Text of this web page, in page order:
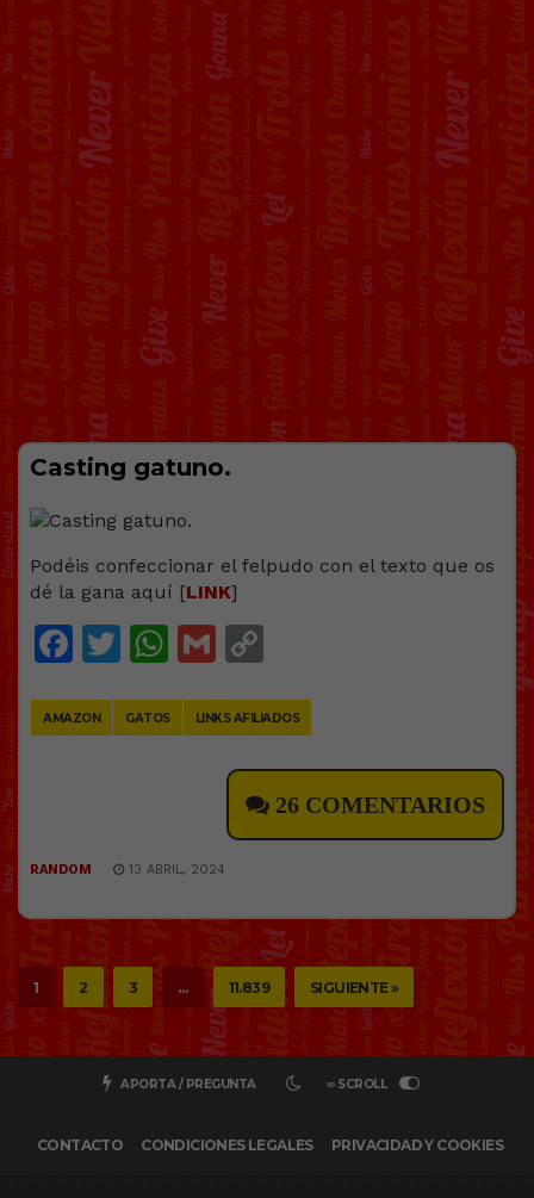
Casting gatuno.
Podéis confeccionar el felpudo con el texto que os
dé la gana aquí [LINK]
Facebook
Twitter
WhatsApp
Gmail
AMAZON GATOS LINKS AFILIADOS
26 COMENTARIOS
RANDOM 13 ABRIL, 2024
1 2 3 … 11.839 SIGUIENTE »
APORTA / PREGUNTA ∞ SCROLL
CONTACTO CONDICIONES LEGALES PRIVACIDAD Y COOKIES